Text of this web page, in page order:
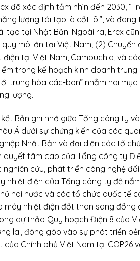
đã xác định tầm nhìn đến 2030,
lượng tái tạo là cốt lõi”, và
tạo tại Nhật Bản. Ngoài ra, Erex
quy mô lớn tại Việt Nam; (2)
điện tại Việt Nam, Campuchia, và
trong kế hoạch kinh doanh
trung hòa các-bon” nhằm hai
lượng.
Bản ghi nhớ giữa Tổng công ty
Á dưới sự chứng kiến của các
Nhật Bản và đại diện các tổ
quyết tâm cao của Tổng công ty
nghiên cứu, phát triển công nghệ
nhiệt điện của Tổng công ty để
hai nước và các tổ chức quốc tế
máy nhiệt điện đốt than sang đồng
dự thảo Quy hoạch Điện 8 của
lai, đóng góp vào sự phát triển
của Chính phủ Việt Nam tại COP26